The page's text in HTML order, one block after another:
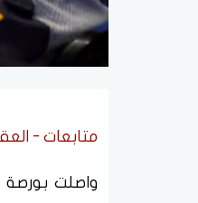
متابعات -
واصلت بورصة